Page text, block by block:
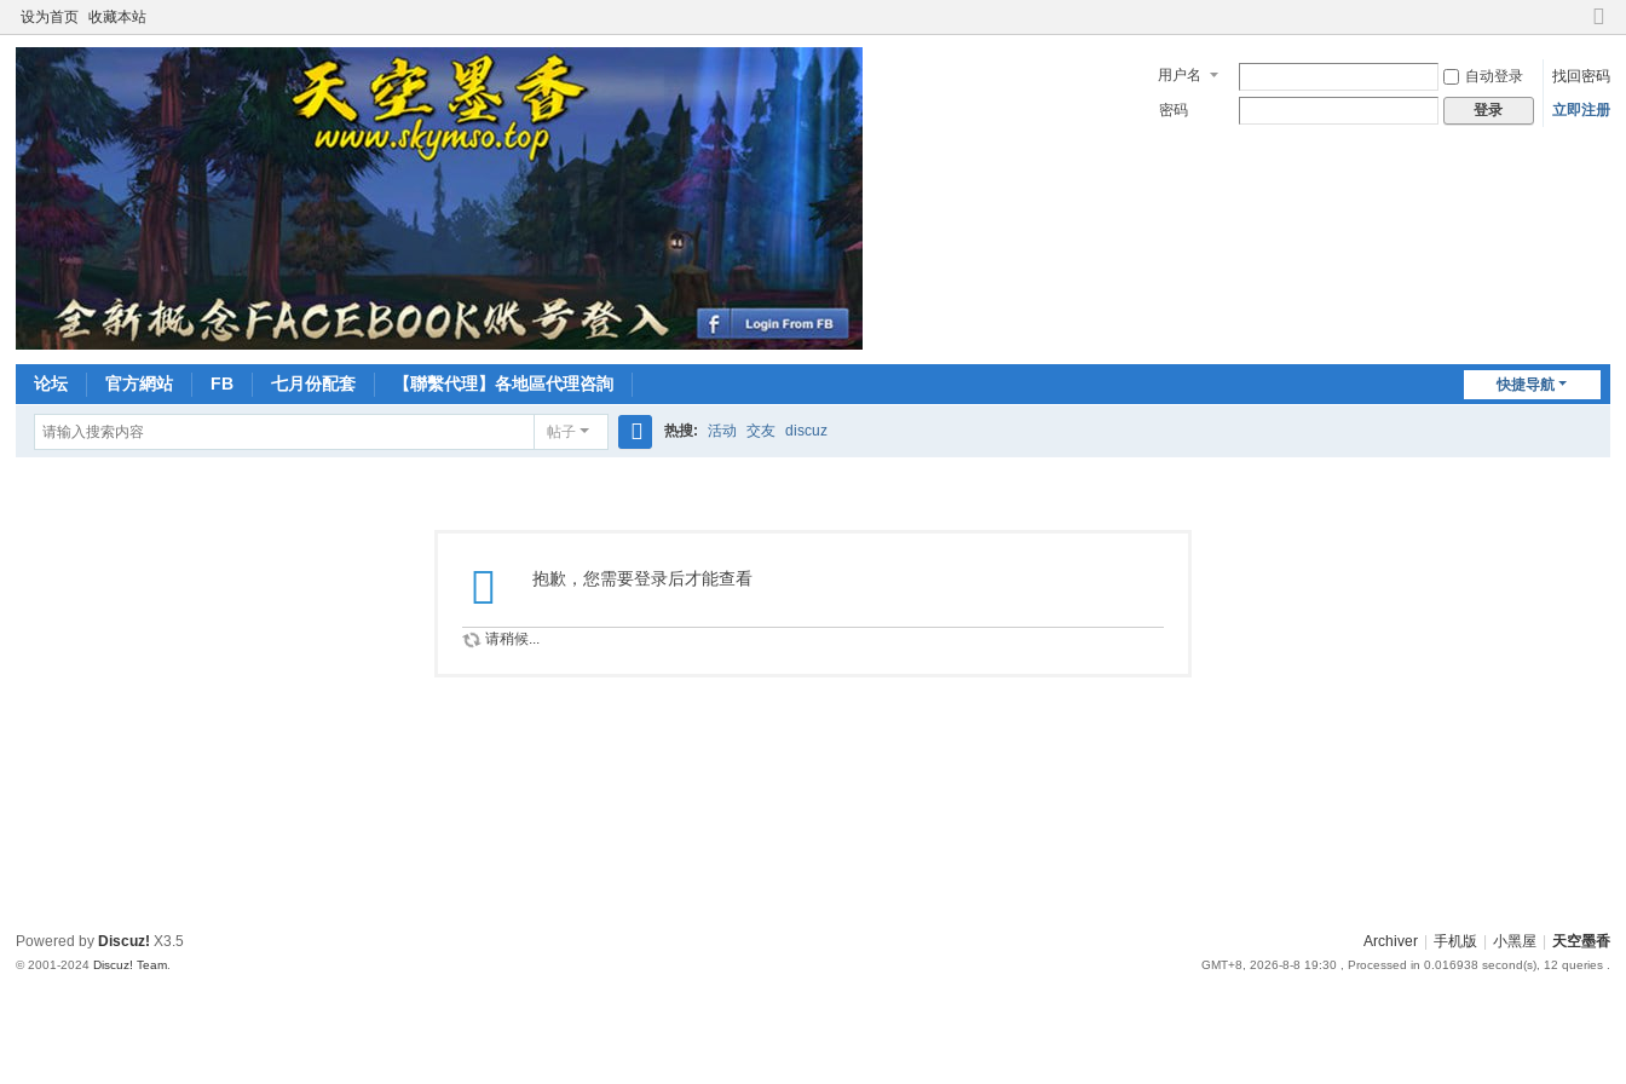
设为首页 收藏本站
切
到
窄
用户名 自动登录
找回密码
密码
登录 立即注册
快捷导航
论坛 官方網站 FB 七月份配套 【聯繫代理】各地區代理咨詢
帖子 热搜: 活动 交友 discuz
抱歉，您需要登录后才能查看
请稍候...
Archiver 手机版 小黑屋 天空墨香
GMT+8, 2026-8-8 19:30 , Processed in 0.016938 second(s), 12 queries .
Powered by Discuz! X3.5
© 2001-2024Discuz! Team